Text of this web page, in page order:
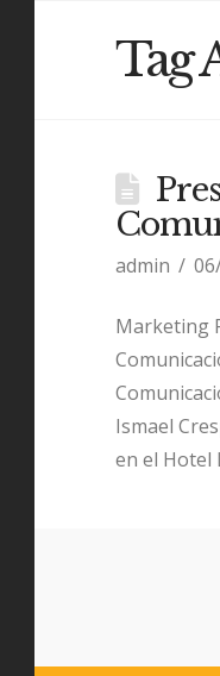
Tag
admin
Marketing
Ismael
en el Hotel